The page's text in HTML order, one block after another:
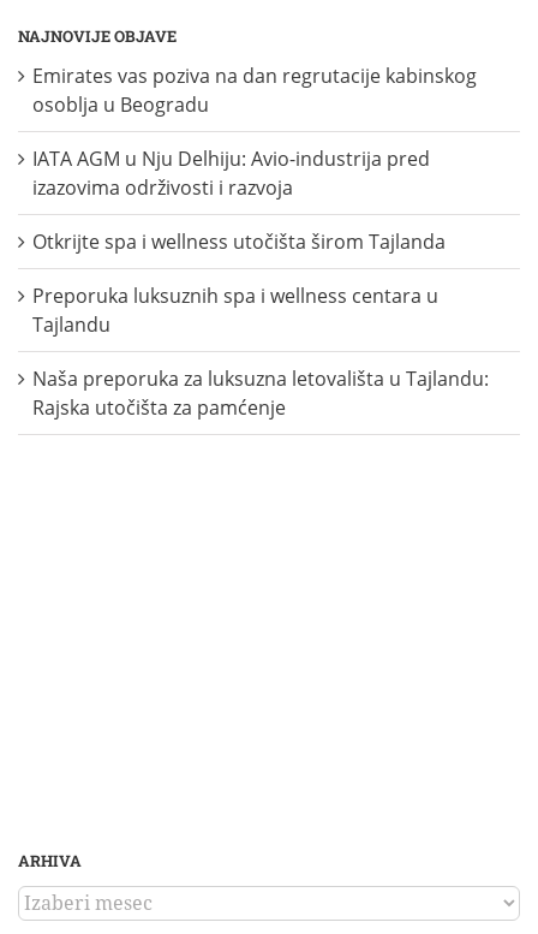
NAJNOVIJE OBJAVE
Emirates vas poziva na dan regrutacije kabinskog
osoblja u Beogradu
IATA AGM u Nju Delhiju: Avio-industrija pred
izazovima održivosti i razvoja
Otkrijte spa i wellness utočišta širom Tajlanda
Preporuka luksuznih spa i wellness centara u
Tajlandu
Naša preporuka za luksuzna letovališta u Tajlandu:
Rajska utočišta za pamćenje
ARHIVA
ARHIVA